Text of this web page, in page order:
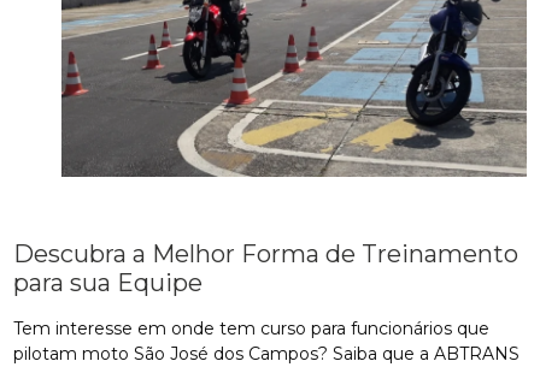
Descubra a Melhor Forma de Treinamento
para sua Equipe
Tem interesse em onde tem curso para funcionários que
pilotam moto São José dos Campos? Saiba que a ABTRANS